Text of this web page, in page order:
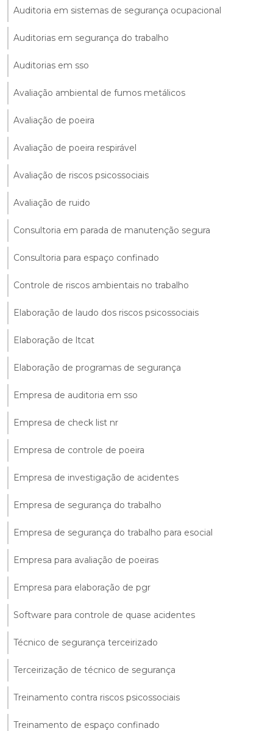
Auditoria em sistemas de segurança ocupacional
Auditorias em segurança do trabalho
Auditorias em sso
Avaliação ambiental de fumos metálicos
Avaliação de poeira
Avaliação de poeira respirável
Avaliação de riscos psicossociais
Avaliação de ruido
Consultoria em parada de manutenção segura
Consultoria para espaço confinado
Controle de riscos ambientais no trabalho
Elaboração de laudo dos riscos psicossociais
Elaboração de ltcat
Elaboração de programas de segurança
Empresa de auditoria em sso
Empresa de check list nr
Empresa de controle de poeira
Empresa de investigação de acidentes
Empresa de segurança do trabalho
Empresa de segurança do trabalho para esocial
Empresa para avaliação de poeiras
Empresa para elaboração de pgr
Software para controle de quase acidentes
Técnico de segurança terceirizado
Terceirização de técnico de segurança
Treinamento contra riscos psicossociais
Treinamento de espaço confinado